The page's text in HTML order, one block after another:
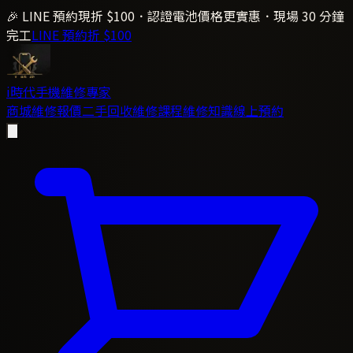
🎉 LINE 預約現折 $100．認證電池價格更實惠．現場 30 分鐘
完工LINE 預約折 $100
i時代手機維修專家
商城維修報價二手回收維修課程維修知識線上預約